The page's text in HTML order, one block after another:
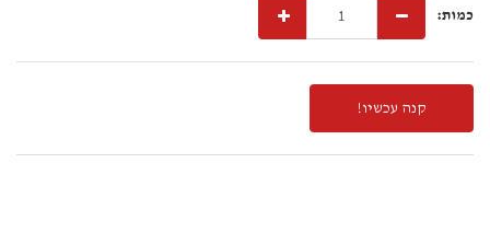
כמות:
קנה עכשיו!